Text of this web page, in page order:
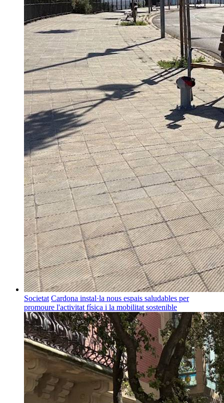
Societat Cardona instal·la nous espais saludables per
promoure l'activitat física i la mobilitat sostenible